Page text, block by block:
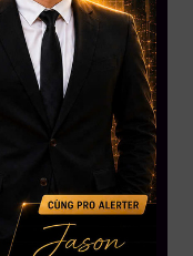
– vừa
MSTR của Michael
giảm mạnh. Từ
1.23x – cho thấy
cực”.
phục hồi nhẹ,
có tin chính phủ Mỹ
cho thấy tâm lý thị